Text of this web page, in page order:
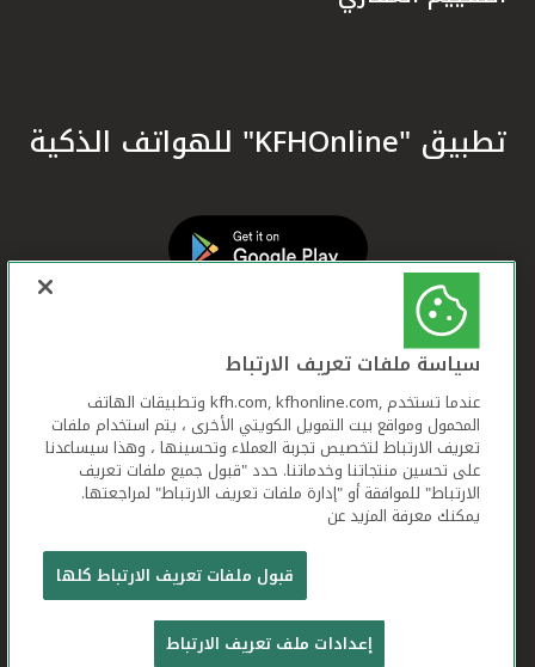
تطبيق "KFHOnline" للهواتف الذكية
بيت التمويل الكويتي جميع الحقوق محفوظة © 2026
شروط وأحكام استخدام الموقع الإلكتروني
تعريف الارتباط بيان الخصوصية
سياسة ملفات تعريف الارتباط
عندما تستخدم ,kfh.com, kfhonline.com وتطبيقات الهاتف
المحمول ومواقع بيت التمويل الكويتي الأخرى ، يتم استخدام ملفات
تعريف الارتباط لتخصيص تجربة العملاء وتحسينها ، وهذا سيساعدنا
على تحسين منتجاتنا وخدماتنا. حدد "قبول جميع ملفات تعريف
الارتباط" للموافقة أو "إدارة ملفات تعريف الارتباط" لمراجعتها.
يمكنك معرفة المزيد عن
قبول ملفات تعريف الارتباط كلها
إعدادات ملف تعريف الارتباط